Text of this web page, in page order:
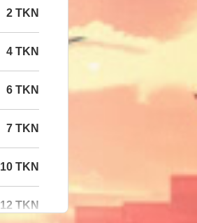
2 TKN
4 TKN
6 TKN
7 TKN
10 TKN
12 TKN